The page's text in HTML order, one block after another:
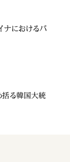
ナにおけるバ
括る韓国大統